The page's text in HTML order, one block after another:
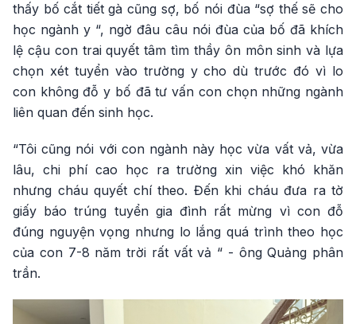
thấy bố cắt tiết gà cũng sợ, bố nói đùa “sợ thế sẽ cho
học ngành y “, ngờ đâu câu nói đùa của bố đã khích
lệ cậu con trai quyết tâm tìm thầy ôn môn sinh và lựa
chọn xét tuyển vào trường y cho dù trước đó vì lo
con không đỗ y bố đã tư vấn con chọn những ngành
liên quan đến sinh học.
“Tôi cũng nói với con ngành này học vừa vất vả, vừa
lâu, chi phí cao học ra trường xin việc khó khăn
nhưng cháu quyết chí theo. Đến khi cháu đưa ra tờ
giấy báo trúng tuyển gia đình rất mừng vì con đỗ
đúng nguyện vọng nhưng lo lắng quá trình theo học
của con 7-8 năm trời rất vất vả “ - ông Quảng phân
trần.